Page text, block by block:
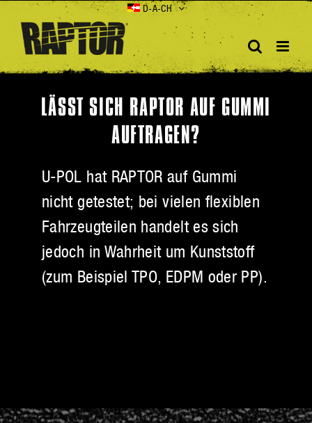
content
D-A-CH
LÄSST SICH RAPTOR AUF GUMMI
AUFTRAGEN?
U-POL hat RAPTOR auf Gummi
nicht getestet; bei vielen flexiblen
Fahrzeugteilen handelt es sich
jedoch in Wahrheit um Kunststoff
(zum Beispiel TPO, EDPM oder PP).